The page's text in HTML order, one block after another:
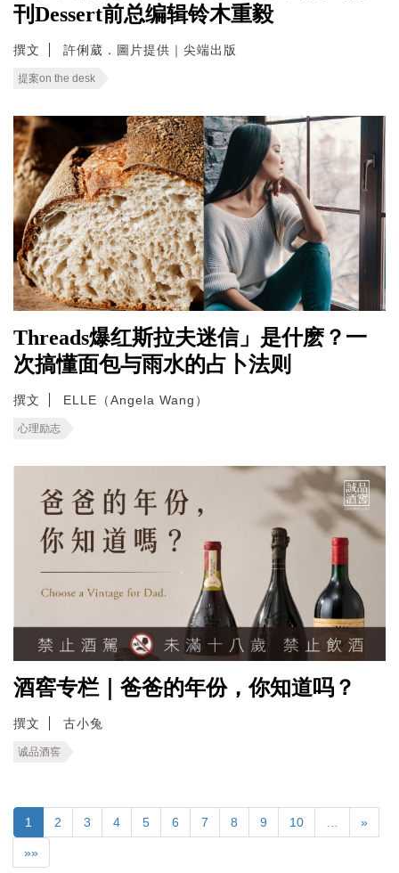
刊Dessert前总编辑铃木重毅
撰文 許俐葳．圖片提供｜尖端出版
提案on the desk
Threads爆红斯拉夫迷信」是什麽？一
次搞懂面包与雨水的占卜法则
撰文 ELLE（Angela Wang）
心理励志
酒窖专栏｜爸爸的年份，你知道吗？
撰文 古小兔
诚品酒窖
1 2 3 4 5 6 7 8 9 10 »
»»